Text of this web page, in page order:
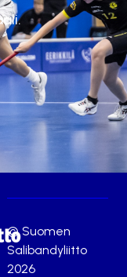
© Suomen
Salibandyliitto
2026